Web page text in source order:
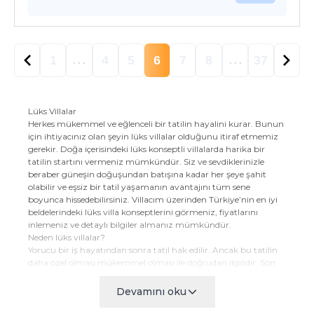
. . . 6 . . .
Lüks Villalar
Herkes mükemmel ve eğlenceli bir tatilin hayalini kurar. Bunun
için ihtiyacınız olan şeyin lüks villalar olduğunu itiraf etmemiz
gerekir. Doğa içerisindeki lüks konseptli villalarda harika bir
tatilin startını vermeniz mümkündür. Siz ve sevdiklerinizle
beraber güneşin doğuşundan batışına kadar her şeye şahit
olabilir ve eşsiz bir tatil yaşamanın avantajını tüm sene
boyunca hissedebilirsiniz. Villacım üzerinden Türkiye’nin en iyi
beldelerindeki lüks villa konseptlerini görmeniz, fiyatlarını
inlemeniz ve detaylı bilgiler almanız mümkündür.
Neden lüks villalar?
Yorucu bir iş hayatından sonra tatil hak edilir. Ancak bu tatilin
daha özel olması mükemmel olması ile doğrudan ilgilidir. Son
kiralama hizmetleri ile kendinize özgü bir tatil profiline sahip
Devamını oku